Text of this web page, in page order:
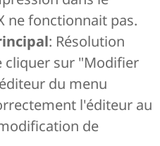
ne fonctionnait pas.
: Résolution
cliquer sur "Modifier
du menu
l'éditeur au
de